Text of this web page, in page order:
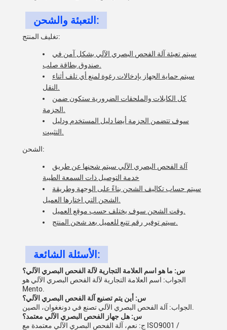
التعبئة والشحن:
تغليف المنتج:
سيتم تعبئة آلة الفحص البصري الآلي بشكل آمن في
سيتم حماية الجهاز بإدخالات رغوة لمنع أي تلف أثناء
كل الكابلات والملحقات الضرورية ستكون ضمن
سوف تتضمن الحزمة أيضا دليل المستخدم ودليل
الشحن:
آلة الفحص البصري الآلي سيتم شحنها عن طريق
خدمة التوصيل ذات السمعة الطيبة
سيتم حساب تكاليف الشحن بناءً على الوجهة وطريقة
الأسئلة الشائعة:
س: ما هو اسم العلامة التجارية لآلة الفحص البصري الآلي؟
الجواب: اسم العلامة التجارية لآلة الفحص البصري الآلي هو
Mento.
س: أين يتم تصنيع آلة الفحص البصري الآلي؟
س: هل جهاز الفحص البصري الآلي معتمد؟
ج: نعم، آلة الفحص البصري الآلي معتمدة مع ISO9001 /